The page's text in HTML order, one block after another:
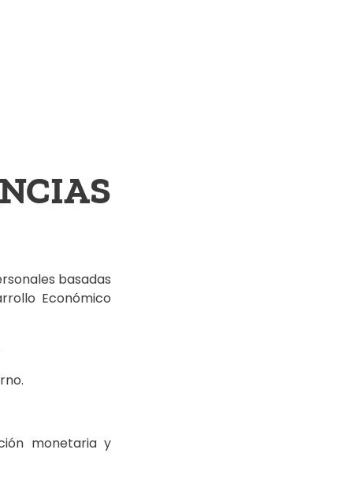
basadas
Económico
monetaria y